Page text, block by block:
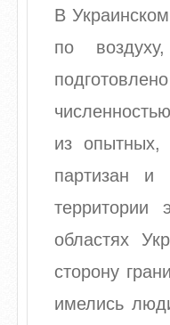
В
по
из опытных,
партизан
территории
областях
сторону
имелись